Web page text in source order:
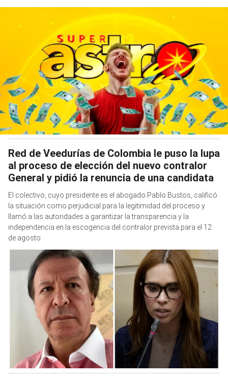
Red de Veedurías de Colombia le puso la lupa
al proceso de elección del nuevo contralor
General y pidió la renuncia de una candidata
El colectivo, cuyo presidente es el abogado Pablo Bustos, calificó
la situación como perjudicial para la legitimidad del proceso y
llamó a las autoridades a garantizar la transparencia y la
independencia en la escogencia del contralor prevista para el 12
de agosto